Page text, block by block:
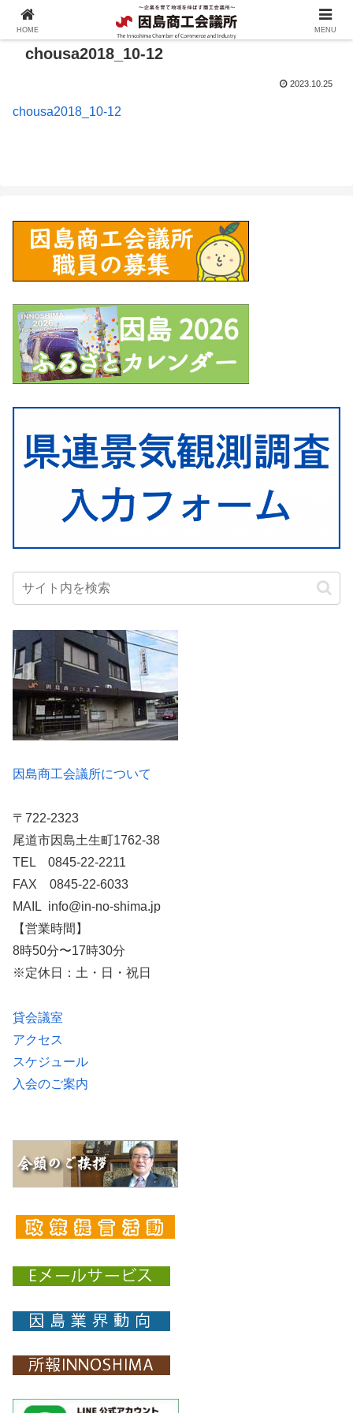
chousa2018_10-12
2023.10.25
chousa2018_10-12
因島商工会議所について
〒722-2323
尾道市因島土生町1762-38
TEL 0845-22-2211
FAX 0845-22-6033
MAIL info@in-no-shima.jp
【営業時間】
8時50分〜17時30分
※定休日：土・日・祝日
貸会議室
アクセス
スケジュール
入会のご案内
HOME MENU